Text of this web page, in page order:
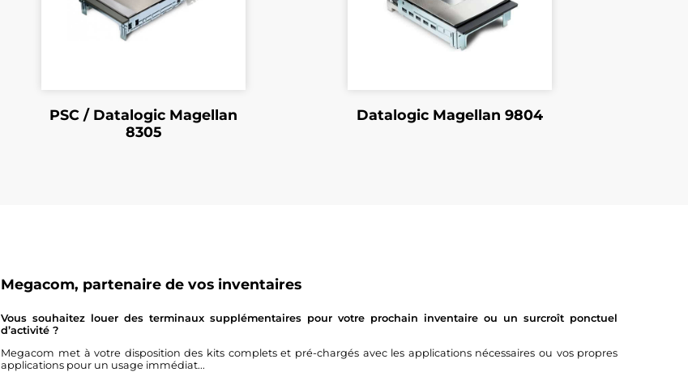
PSC / Datalogic Magellan
8305
Datalogic Magellan 9804
Megacom, partenaire de vos inventaires
Vous souhaitez louer des terminaux supplémentaires pour votre prochain inventaire ou un surcroît ponctuel
d’activité ?
Megacom met à votre disposition des kits complets et pré-chargés avec les applications nécessaires ou vos propres
applications pour un usage immédiat...